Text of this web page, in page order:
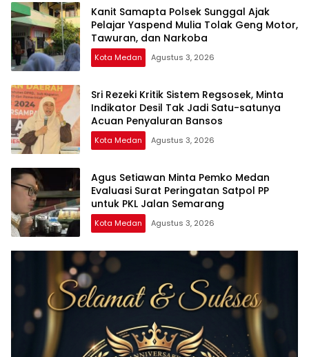
Kanit Samapta Polsek Sunggal Ajak
Pelajar Yaspend Mulia Tolak Geng Motor,
Tawuran, dan Narkoba
Kota Medan Agustus 3, 2026
Sri Rezeki Kritik Sistem Regsosek, Minta
Indikator Desil Tak Jadi Satu-satunya
Acuan Penyaluran Bansos
Kota Medan Agustus 3, 2026
Agus Setiawan Minta Pemko Medan
Evaluasi Surat Peringatan Satpol PP
untuk PKL Jalan Semarang
Kota Medan Agustus 3, 2026